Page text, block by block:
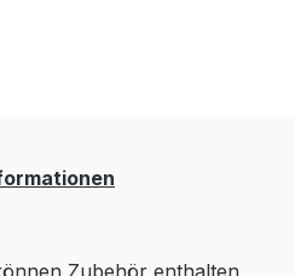
Zubehör enthalten,